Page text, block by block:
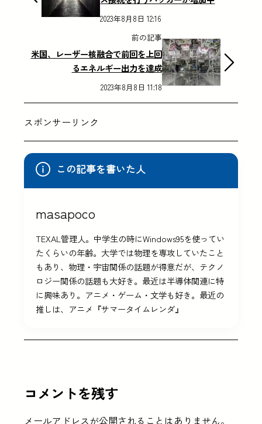
2023年8月8日 12:16
前の記事
米国、レーザー核融合で前回を上回
るエネルギー出力を達成
2023年8月8日 11:18
スポンサーリンク
この記事を書いた人
masapoco
TEXAL管理人。中学生の時にWindows95を使ってい
たくらいの年齢。大学では物理を専攻していたこと
もあり、物理・宇宙関係の話題が得意だが、テクノ
ロジー関係の話題も大好き。最近は半導体関連に特
に興味あり。アニメ・ゲーム・文学も好き。最近の
推しは、アニメ『サマータイムレンダ』
コメントを残す
メールアドレスが公開されることはありません。